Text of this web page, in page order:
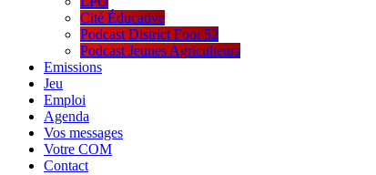
Cité Éducative
Podcast District Foot 52
Podcast Jeunes Agriculteurs
Emissions
Jeu
Emploi
Agenda
Vos messages
Votre COM
Contact